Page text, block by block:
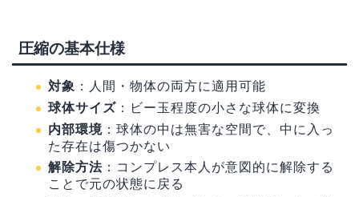
圧縮の基本仕様
対象 ：人間・物体の両方に適用可能
球体サイズ ：ビー玉程度の小さな球体に変換
内部環境 ：球体の中は無害な空間で、中に入っ
た存在は傷つかない
解除方法 ：コンプレス本人が意図的に解除する
ことで元の状態に戻る